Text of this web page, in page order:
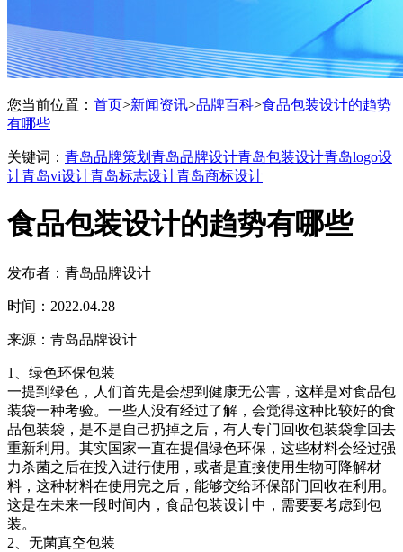
您当前位置： 首页>新闻资讯>品牌百科>食品包装设计的趋势
有哪些
关键词： 青岛品牌策划 青岛品牌设计青岛包装设计青岛logo设
计青岛vi设计青岛标志设计青岛商标设计
食品包装设计的趋势有哪些
发布者：青岛品牌设计
时间：2022.04.28
来源：青岛品牌设计
1、绿色环保包装
一提到绿色，人们首先是会想到健康无公害，这样是对食品包
装袋一种考验。一些人没有经过了解，会觉得这种比较好的食
品包装袋，是不是自己扔掉之后，有人专门回收包装袋拿回去
重新利用。其实国家一直在提倡绿色环保，这些材料会经过强
力杀菌之后在投入进行使用，或者是直接使用生物可降解材
料，这种材料在使用完之后，能够交给环保部门回收在利用。
这是在未来一段时间内，食品包装设计中，需要要考虑到包
装。
2、无菌真空包装